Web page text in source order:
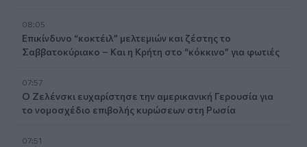
08:05
Επικίνδυνο “κοκτέιλ” μελτεμιών και ζέστης το
Σαββατοκύριακο – Και η Κρήτη στο “κόκκινο” για φωτιές
07:57
Ο Ζελένσκι ευχαρίστησε την αμερικανική Γερουσία για
το νομοσχέδιο επιβολής κυρώσεων στη Ρωσία
07:51